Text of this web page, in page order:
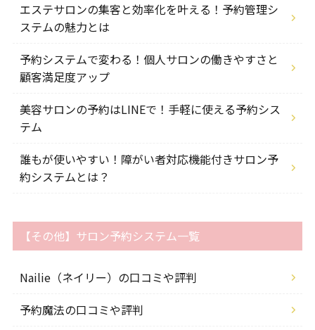
エステサロンの集客と効率化を叶える！予約管理シ
ステムの魅力とは
予約システムで変わる！個人サロンの働きやすさと
顧客満足度アップ
美容サロンの予約はLINEで！手軽に使える予約シス
テム
誰もが使いやすい！障がい者対応機能付きサロン予
約システムとは？
【その他】サロン予約システム一覧
Nailie（ネイリー）の口コミや評判
予約魔法の口コミや評判